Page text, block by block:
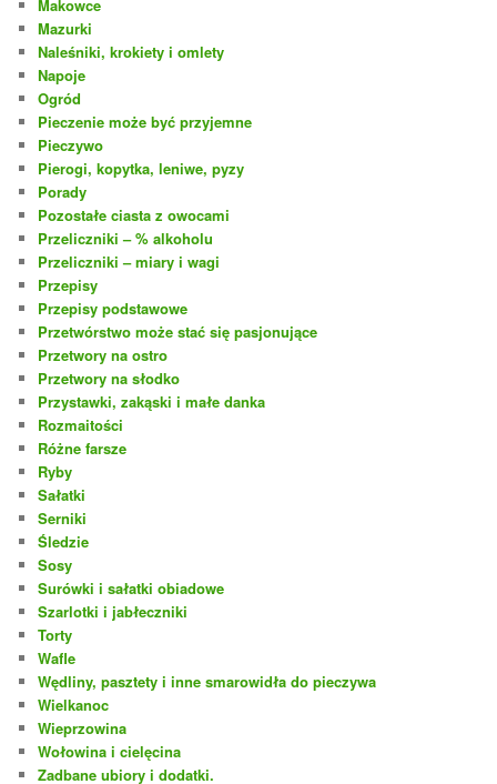
Makowce
Mazurki
Naleśniki, krokiety i omlety
Napoje
Ogród
Pieczenie może być przyjemne
Pieczywo
Pierogi, kopytka, leniwe, pyzy
Porady
Pozostałe ciasta z owocami
Przeliczniki – % alkoholu
Przeliczniki – miary i wagi
Przepisy
Przepisy podstawowe
Przetwórstwo może stać się pasjonujące
Przetwory na ostro
Przetwory na słodko
Przystawki, zakąski i małe danka
Rozmaitości
Różne farsze
Ryby
Sałatki
Serniki
Śledzie
Sosy
Surówki i sałatki obiadowe
Szarlotki i jabłeczniki
Torty
Wafle
Wędliny, pasztety i inne smarowidła do pieczywa
Wielkanoc
Wieprzowina
Wołowina i cielęcina
Zadbane ubiory i dodatki.